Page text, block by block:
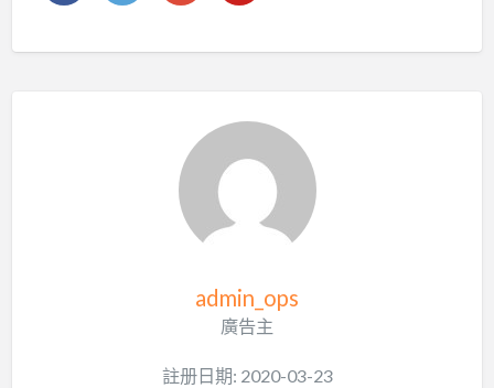
admin_ops
廣告主
註册日期: 2020-03-23